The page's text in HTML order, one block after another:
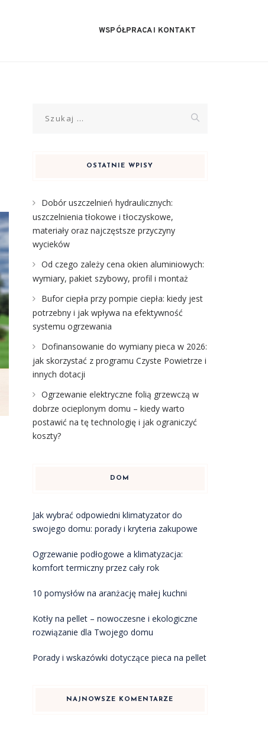
WSPÓŁPRACA I KONTAKT
OSTATNIE WPISY
Dobór uszczelnień hydraulicznych:
uszczelnienia tłokowe i tłoczyskowe,
materiały oraz najczęstsze przyczyny
wycieków
Od czego zależy cena okien aluminiowych:
wymiary, pakiet szybowy, profil i montaż
Bufor ciepła przy pompie ciepła: kiedy jest
potrzebny i jak wpływa na efektywność
systemu ogrzewania
Dofinansowanie do wymiany pieca w 2026:
jak skorzystać z programu Czyste Powietrze i
innych dotacji
Ogrzewanie elektryczne folią grzewczą w
dobrze ocieplonym domu – kiedy warto
postawić na tę technologię i jak ograniczyć
koszty?
DOM
Jak wybrać odpowiedni klimatyzator do
swojego domu: porady i kryteria zakupowe
Ogrzewanie podłogowe a klimatyzacja:
komfort termiczny przez cały rok
10 pomysłów na aranżację małej kuchni
Kotły na pellet – nowoczesne i ekologiczne
rozwiązanie dla Twojego domu
Porady i wskazówki dotyczące pieca na pellet
NAJNOWSZE KOMENTARZE